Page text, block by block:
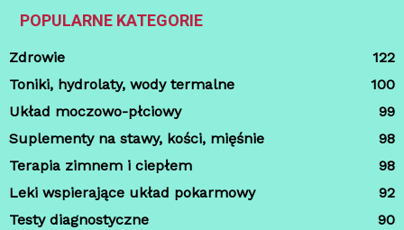
POPULARNE KATEGORIE
Zdrowie
122
Toniki, hydrolaty, wody termalne
100
Układ moczowo-płciowy
99
Suplementy na stawy, kości, mięśnie
98
Terapia zimnem i ciepłem
98
Leki wspierające układ pokarmowy
92
Testy diagnostyczne
90